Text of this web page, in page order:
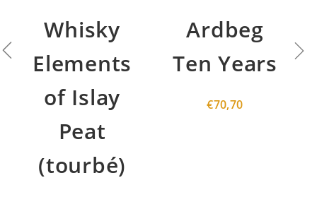
Whisky
Elements
of Islay
Peat
(tourbé)
Ardbeg
Ten Years
€70,70